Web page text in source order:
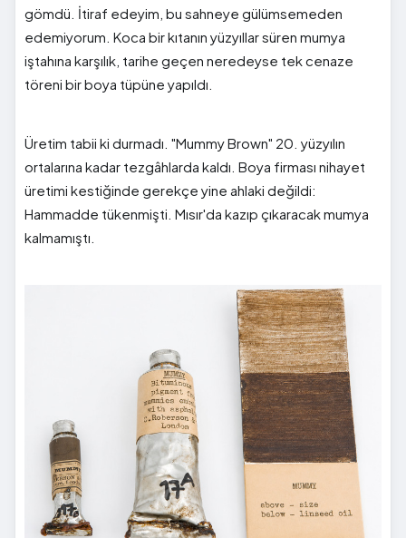
gömdü. İtiraf edeyim, bu sahneye gülümsemeden
edemiyorum. Koca bir kıtanın yüzyıllar süren mumya
iştahına karşılık, tarihe geçen neredeyse tek cenaze
töreni bir boya tüpüne yapıldı.
Üretim tabii ki durmadı. "Mummy Brown" 20. yüzyılın
ortalarına kadar tezgâhlarda kaldı. Boya firması nihayet
üretimi kestiğinde gerekçe yine ahlaki değildi:
Hammadde tükenmişti. Mısır'da kazıp çıkaracak mumya
kalmamıştı.